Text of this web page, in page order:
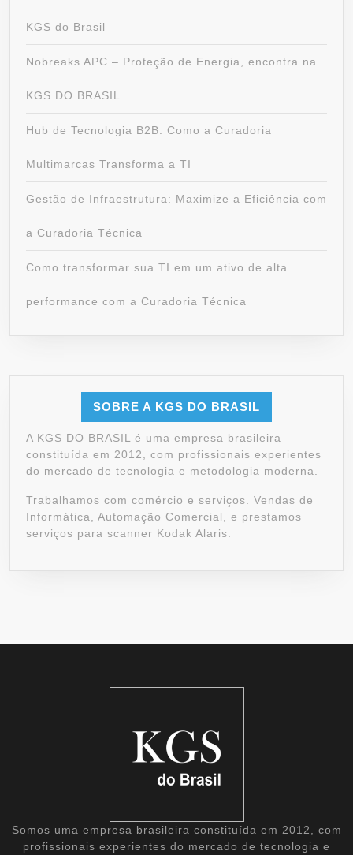
KGS do Brasil
Nobreaks APC – Proteção de Energia, encontra na
KGS DO BRASIL
Hub de Tecnologia B2B: Como a Curadoria
Multimarcas Transforma a TI
Gestão de Infraestrutura: Maximize a Eficiência com
a Curadoria Técnica
Como transformar sua TI em um ativo de alta
performance com a Curadoria Técnica
SOBRE A KGS DO BRASIL
A KGS DO BRASIL é uma empresa brasileira
constituída em 2012, com profissionais experientes
do mercado de tecnologia e metodologia moderna.
Trabalhamos com comércio e serviços. Vendas de
Informática, Automação Comercial, e prestamos
serviços para scanner Kodak Alaris.
Somos uma empresa brasileira constituída em 2012, com
profissionais experientes do mercado de tecnologia e